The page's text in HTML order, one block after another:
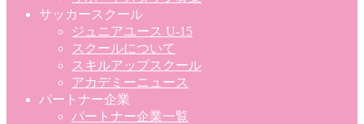
サッカースクール
ジュニアユース U-15
スクールについて
スキルアップスクール
アカデミーニュース
パートナー企業
パートナー企業一覧